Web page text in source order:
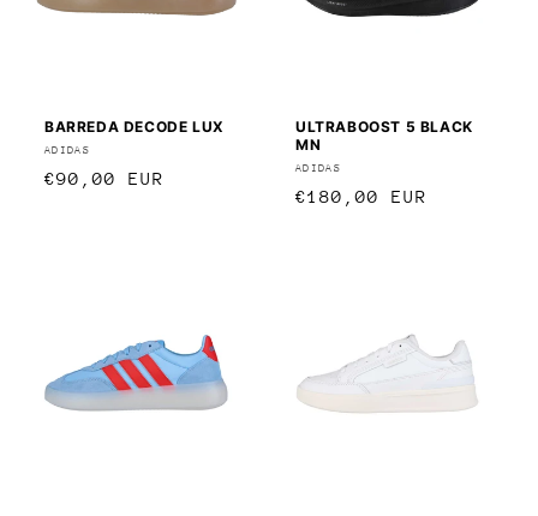
BARREDA DECODE LUX
Anbieter:
ADIDAS
Normaler
€90,00 EUR
ULTRABOOST 5 BLACK
MN
Anbieter:
ADIDAS
Normaler
€180,00 EUR